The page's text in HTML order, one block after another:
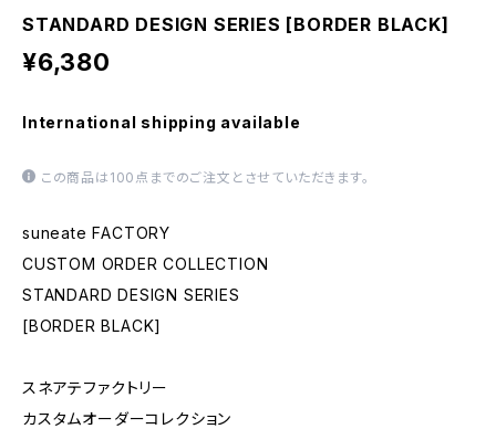
STANDARD DESIGN SERIES [BORDER BLACK]
¥6,380
International shipping available
この商品は100点までのご注文とさせていただきます。
suneate FACTORY
CUSTOM ORDER COLLECTION
STANDARD DESIGN SERIES
[BORDER BLACK]
スネアテファクトリー
カスタムオーダーコレクション